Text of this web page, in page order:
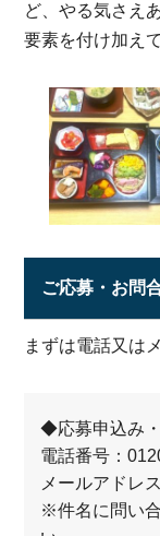
ど、やる気さえ
要素を付け加え
ご応募・お問
まずは電話又は
◆応募申込み
電話番号：
メールアドレ
※件名に問い